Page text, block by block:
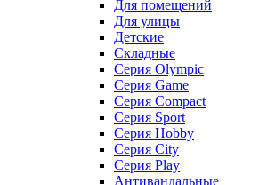
Для помещений
Для улицы
Детские
Складные
Серия Olympic
Серия Game
Серия Compact
Серия Sport
Серия Hobby
Серия City
Серия Play
Антивандальные